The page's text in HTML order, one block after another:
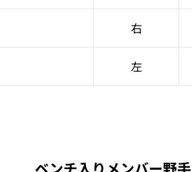
右
左
ベンチ入りメンバー野手